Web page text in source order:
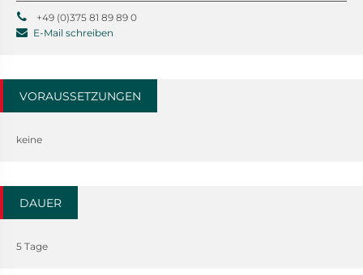
+49 (0)375 81 89 89 0
E-Mail schreiben
VORAUSSETZUNGEN
keine
DAUER
5 Tage